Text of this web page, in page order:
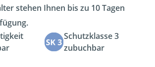
stehen Ihnen bis zu 10 Tagen
Schutzklasse 3
zubuchbar